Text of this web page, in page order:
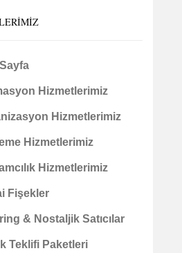
Hizmetlerimiz
Hizmetlerimiz
Hizmetlerimiz
Hizmetlerimiz
Fişekler
& Nostaljik Satıcılar
Teklifi Paketleri